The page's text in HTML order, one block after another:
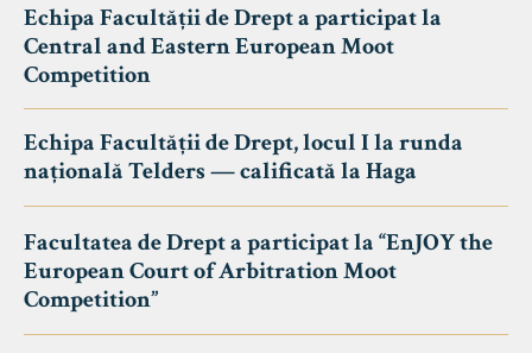
Echipa Facultății de Drept a participat la
Central and Eastern European Moot
Competition
Echipa Facultății de Drept, locul I la runda
națională Telders — calificată la Haga
Facultatea de Drept a participat la “EnJOY the
European Court of Arbitration Moot
Competition”